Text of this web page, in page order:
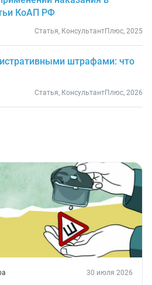
КоАП РФ
Статья, КонсультантПлюс, 2025
штрафами: что
Статья, КонсультантПлюс, 2026
30 июля 2026